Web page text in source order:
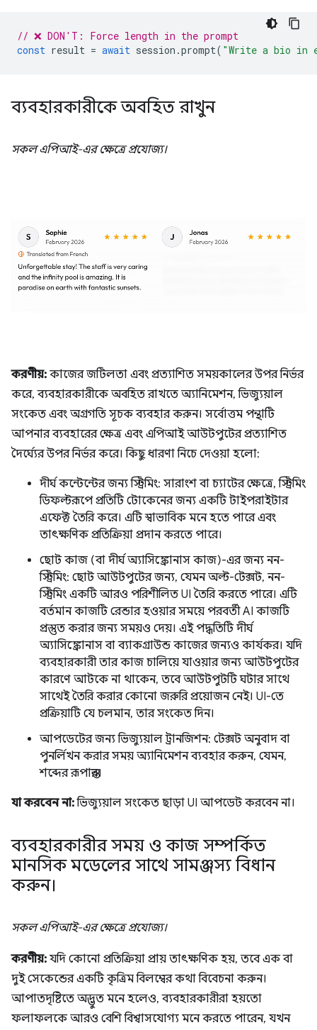
// ❌ DON'T: Force length in the prompt
const result = await session .prompt( "Write a bio in
ব্যবহারকারীকে অবহিত রাখুন
সকল এপিআই-এর ক্ষেত্রে প্রযোজ্য।
করণীয়: কাজের জটিলতা এবং প্রত্যাশিত সময়কালের উপর নির্ভর
করে, ব্যবহারকারীকে অবহিত রাখতে অ্যানিমেশন, ভিজ্যুয়াল
সংকেত এবং অগ্রগতি সূচক ব্যবহার করুন। সর্বোত্তম পন্থাটি
আপনার ব্যবহারের ক্ষেত্র এবং এপিআই আউটপুটের প্রত্যাশিত
দৈর্ঘ্যের উপর নির্ভর করে। কিছু ধারণা নিচে দেওয়া হলো:
দীর্ঘ কন্টেন্টের জন্য স্ট্রিমিং: সারাংশ বা চ্যাটের ক্ষেত্রে, স্ট্রিমিং
ডিফল্টরূপে প্রতিটি টোকেনের জন্য একটি টাইপরাইটার
এফেক্ট তৈরি করে। এটি স্বাভাবিক মনে হতে পারে এবং
তাৎক্ষণিক প্রতিক্রিয়া প্রদান করতে পারে।
ছোট কাজ (বা দীর্ঘ অ্যাসিঙ্ক্রোনাস কাজ)-এর জন্য নন-
স্ট্রিমিং: ছোট আউটপুটের জন্য, যেমন অল্ট-টেক্সট, নন-
স্ট্রিমিং একটি আরও পরিশীলিত UI তৈরি করতে পারে। এটি
বর্তমান কাজটি রেন্ডার হওয়ার সময়ে পরবর্তী AI কাজটি
প্রস্তুত করার জন্য সময়ও দেয়। এই পদ্ধতিটি দীর্ঘ
অ্যাসিঙ্ক্রোনাস বা ব্যাকগ্রাউন্ড কাজের জন্যও কার্যকর। যদি
ব্যবহারকারী তার কাজ চালিয়ে যাওয়ার জন্য আউটপুটের
কারণে আটকে না থাকেন, তবে আউটপুটটি ঘটার সাথে
সাথেই তৈরি করার কোনো জরুরি প্রয়োজন নেই। UI-তে
প্রক্রিয়াটি যে চলমান, তার সংকেত দিন।
আপডেটের জন্য ভিজ্যুয়াল ট্রানজিশন: টেক্সট অনুবাদ বা
পুনর্লিখন করার সময় অ্যানিমেশন ব্যবহার করুন, যেমন,
শব্দের রূপান্তর।
যা করবেন না:ভিজ্যুয়াল সংকেত ছাড়া UI আপডেট করবেন না।
ব্যবহারকারীর সময় ও কাজ সম্পর্কিত
মানসিক মডেলের সাথে সামঞ্জস্য বিধান
করুন।
সকল এপিআই-এর ক্ষেত্রে প্রযোজ্য।
করণীয়: যদি কোনো প্রতিক্রিয়া প্রায় তাৎক্ষণিক হয়, তবে এক বা
দুই সেকেন্ডের একটি কৃত্রিম বিলম্বের কথা বিবেচনা করুন।
আপাতদৃষ্টিতে অদ্ভুত মনে হলেও, ব্যবহারকারীরা হয়তো
ফলাফলকে আরও বেশি বিশ্বাসযোগ্য মনে করতে পারেন, যখন